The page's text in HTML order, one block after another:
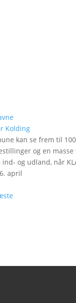
Kolding
kan se frem til
og en
og udland, når
april